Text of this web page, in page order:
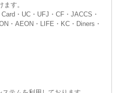
す。
・UC・UFJ・CF・JACCS・
・AEON・LIFE・KC・Diners・